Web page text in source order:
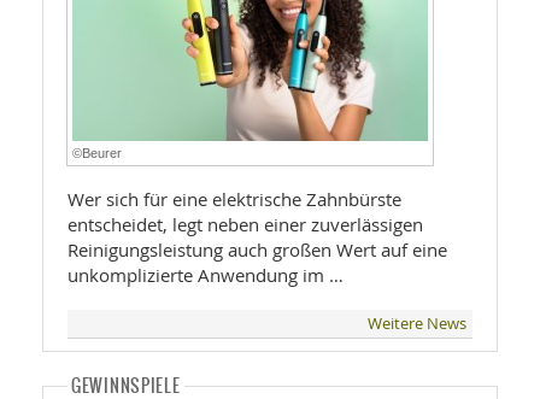
©Beurer
Wer sich für eine elektrische Zahnbürste
entscheidet, legt neben einer zuverlässigen
Reinigungsleistung auch großen Wert auf eine
unkomplizierte Anwendung im …
Weitere News
GEWINNSPIELE